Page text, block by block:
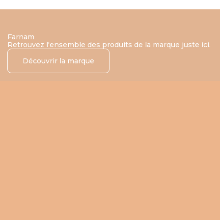
Farnam
Retrouvez l'ensemble des produits de la marque juste ici.
Découvrir la marque